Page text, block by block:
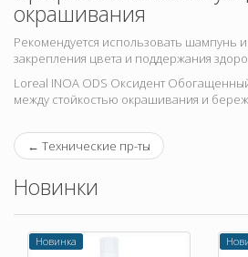
окрашивания
Рекомендуется использовать шампунь и
закрепления цвета и поддержания
Loreal INOA ODS Оксидент
между стойкостью окрашивания и
← Технические пр-ты
Новинки
Новинка